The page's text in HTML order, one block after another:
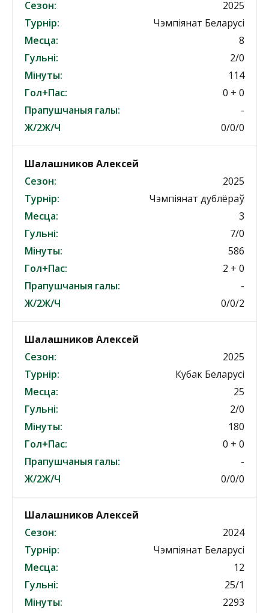
Сезон:
2025
Турнір:
Чэмпіянат Беларусі
Месца:
8
Гульні:
2/0
Мінуты:
114
Гол+Пас:
0 + 0
Прапушчаныя галы:
-
Ж/2Ж/Ч
0/0/0
Шалашников Алексей
Сезон:
2025
Турнір:
Чэмпіянат дублёраў
Месца:
3
Гульні:
7/0
Мінуты:
586
Гол+Пас:
2 + 0
Прапушчаныя галы:
-
Ж/2Ж/Ч
0/0/2
Шалашников Алексей
Сезон:
2025
Турнір:
Кубак Беларусі
Месца:
25
Гульні:
2/0
Мінуты:
180
Гол+Пас:
0 + 0
Прапушчаныя галы:
-
Ж/2Ж/Ч
0/0/0
Шалашников Алексей
Сезон:
2024
Турнір:
Чэмпіянат Беларусі
Месца:
12
Гульні:
25/1
Мінуты:
2293